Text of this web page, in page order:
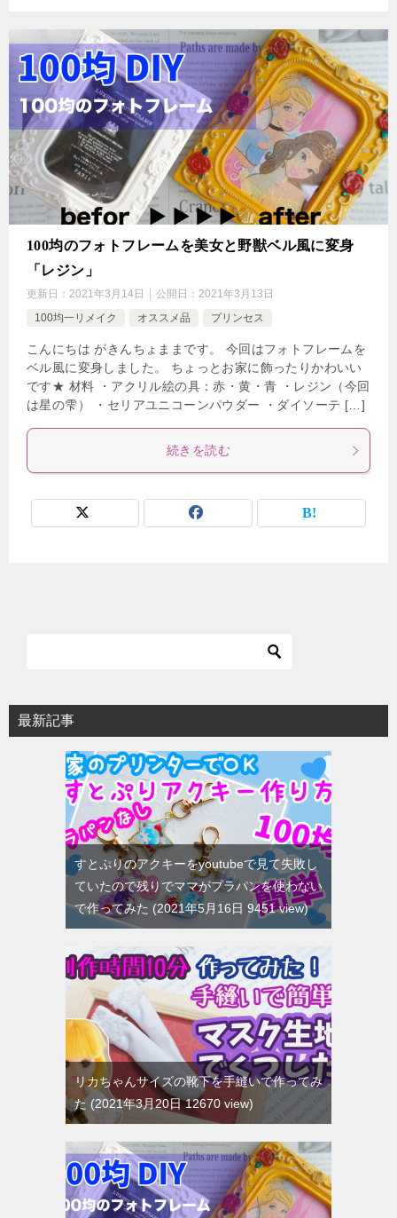
100均のフォトフレームを美女と野獣ベル風に変身
「レジン」
更新日： 2021年3月14日 公開日： 2021年3月13日
100均一リメイク
オススメ品 プリンセス
こんにちは がきんちょままです。 今回はフォトフレームを
ベル風に変身しました。 ちょっとお家に飾ったりかわいい
です★ 材料 ・アクリル絵の具：赤・黄・青 ・レジン（今回
は星の雫） ・セリアユニコーンパウダー ・ダイソーテ […]
続きを読む
最新記事
すとぷりのアクキーをyoutubeで見て失敗し
ていたので残りでママがプラパンを使わない
で作ってみた
2021年5月16日 9451 view
リカちゃんサイズの靴下を手縫いで作ってみ
た
2021年3月20日 12670 view